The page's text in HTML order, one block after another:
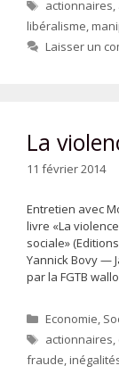
actionnaires,
libéralisme,
Laisser un
La
11 février 2014
Entretien avec
livre «La
sociale»
Yannick Bovy —
par la FGTB
Catégories
Economie,
Étiquettes
actionnaires,
fraude,